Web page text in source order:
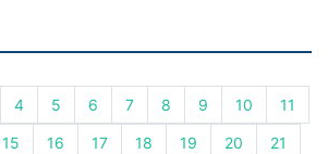
4 5 6 7 8 9 10 11
15 16 17 18 19 20 21